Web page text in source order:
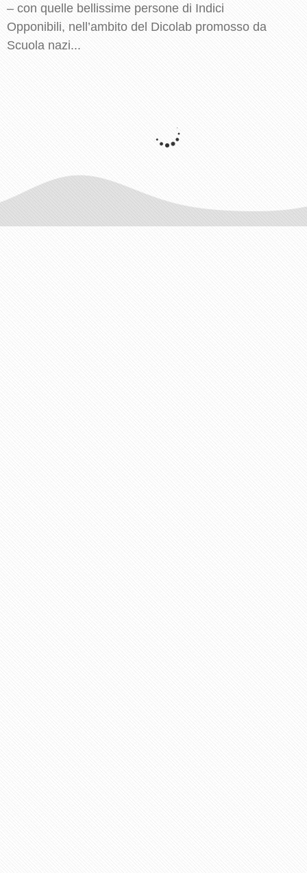
– con quelle bellissime persone di Indici
Opponibili, nell’ambito del Dicolab promosso da
Scuola nazi...